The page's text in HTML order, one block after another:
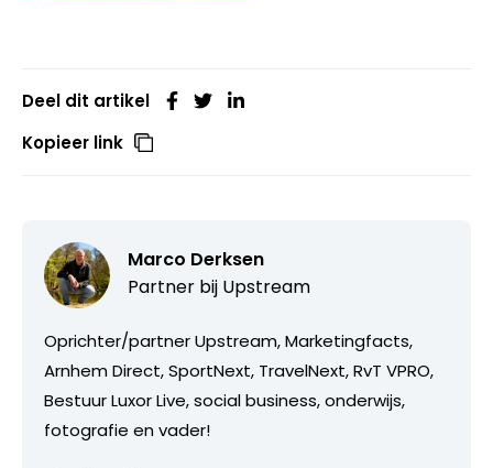
Deel dit artikel
Kopieer link
Marco Derksen
Partner bij Upstream
Oprichter/partner Upstream, Marketingfacts,
Arnhem Direct, SportNext, TravelNext, RvT VPRO,
Bestuur Luxor Live, social business, onderwijs,
fotografie en vader!